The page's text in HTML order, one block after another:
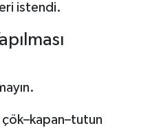
istendi.